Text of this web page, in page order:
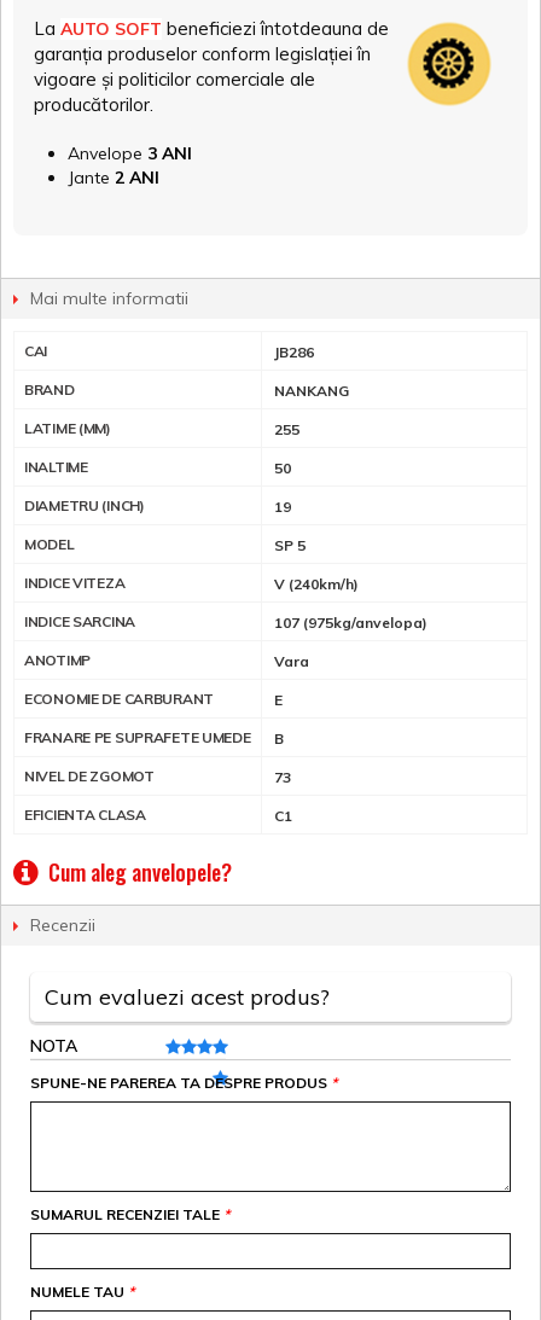
La AUTO SOFT beneficiezi întotdeauna de
garanția produselor conform legislației în
vigoare și politicilor comerciale ale
producătorilor.
Anvelope 3 ANI
Jante 2 ANI
Mai multe informatii
CAI JB286
BRAND NANKANG
LATIME (MM) 255
INALTIME 50
DIAMETRU (INCH) 19
MODEL SP 5
INDICE VITEZA V (240km/h)
INDICE SARCINA 107 (975kg/anvelopa)
ANOTIMP Vara
ECONOMIE DE CARBURANT E
FRANARE PE SUPRAFETE UMEDE B
NIVEL DE ZGOMOT 73
EFICIENTA CLASA C1
Cum aleg anvelopele?
Recenzii
Cum evaluezi acest produs?
NOTA
*
SPUNE-NE PAREREA TA DESPRE PRODUS
*
SUMARUL RECENZIEI TALE
*
NUMELE TAU